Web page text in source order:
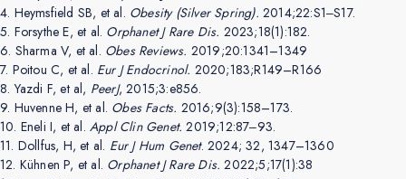
4. Heymsfield SB, et al. Obesity (Silver Spring). 2014;22:S1‒S17.
5. Forsythe E, et al. Orphanet J Rare Dis. 2023;18(1):182.
6. Sharma V, et al. Obes Reviews. 2019;20:1341–1349
7. Poitou C, et al. Eur J Endocrinol. 2020;183;R149–R166
8.Yazdi F, et al, PeerJ, 2015;3:e856.
9. Huvenne H, et al. Obes Facts. 2016;9(3):158–173.
10. Eneli I, et al.Appl Clin Genet. 2019;12:87‒93.
11. Dollfus, H, et al. Eur J Hum Genet. 2024; 32, 1347–1360
12. Kühnen P, et al. Orphanet J Rare Dis. 2022;5;17(1):38